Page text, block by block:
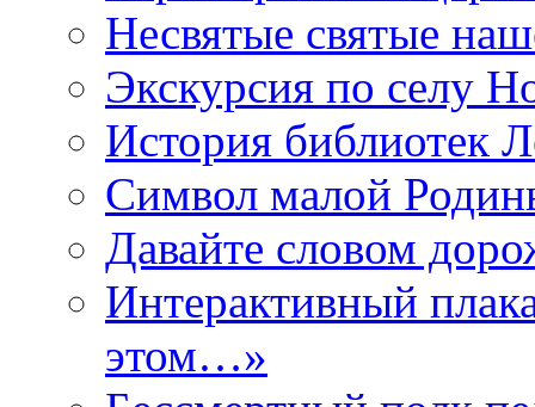
Несвятые святые
Экскурсия по селу
История библиотек
Символ малой
Давайте словом
Интерактивный
этом…»